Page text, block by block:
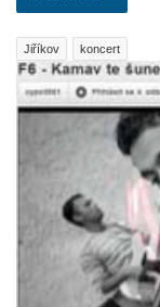
Jiříkov koncert